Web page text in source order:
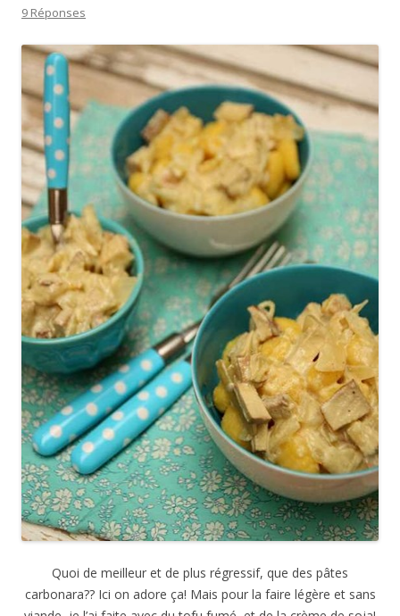
9 Réponses
Quoi de meilleur et de plus régressif, que des pâtes
carbonara?? Ici on adore ça! Mais pour la faire légère et sans